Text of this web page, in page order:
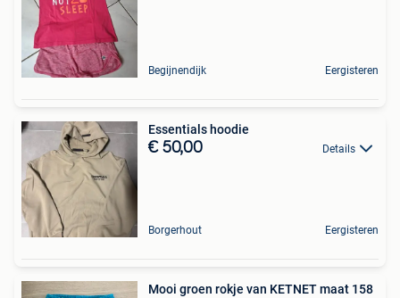
Begijnendijk Eergisteren
Essentials hoodie
€ 50,00 Details
Borgerhout Eergisteren
Mooi groen rokje van KETNET maat 158